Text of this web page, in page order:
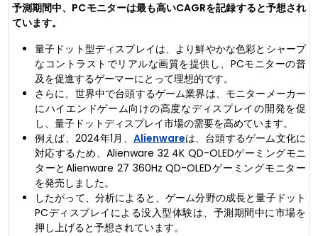
予測期間中、PCモニターは最も高いCAGRを記録すると予想され
ています。
量子ドット型ディスプレイは、より鮮やかな色彩とシャープ
なコントラストでリアルな画質を提供し、PCモニターの普
及を促進するゲーマーにとって理想的です。
さらに、世界中で台頭するゲーム業界は、モニターメーカー
にハイエンドゲーム向けの高度なディスプレイの開発を促
し、量子ドットディスプレイ市場の需要を高めています。
例えば、2024年1月、 Alienwareは、台頭するゲーム文化に
対応するため、Alienware 32 4K QD-OLEDゲーミングモニ
ターとAlienware 27 360Hz QD-OLEDゲーミングモニター
を発売しました。
したがって、分析によると、ゲーム分野の成長と量子ドット
PCディスプレイによる没入型体験は、予測期間中に市場を
押し上げると予想されています。